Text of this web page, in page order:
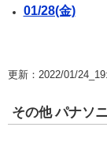
01/28(金)
更新：2022/01/
その他 パナソ